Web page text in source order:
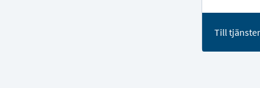
Till